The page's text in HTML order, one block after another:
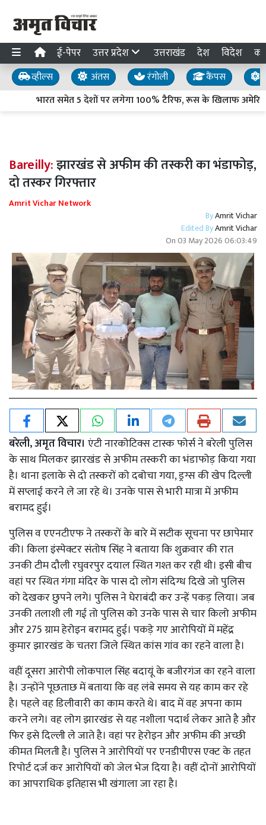
ई-पेपर उत्तर प्रदेश उत्तराखंड देश विदेश
व्हील्स अंतस रंगोली कैंपस
भारत समेत 5 देशों पर लगेगा 100% टैरिफ, रूस के खिलाफ
Bareilly:झारखंड से अफीम की तस्करी का भंडाफोड़,
दो तस्कर गिरफ्तार
Amrit Vichar Network
ByAmrit Vichar
Edited ByAmrit Vichar
On03 May 2026 06:03:49
बरेली, अमृत विचार। एंटी नारकोटिक्स टास्क फोर्स ने बरेली पुलिस
के साथ मिलकर झारखंड से अफीम तस्करी का भंडाफोड़ किया गया
है। थाना इलाके से दो तस्करों को दबोचा गया, ड्रग्स की खेप दिल्ली
में सप्लाई करने ले जा रहे थे। उनके पास से भारी मात्रा में अफीम
बरामद हुई।
पुलिस व एएनटीएफ ने तस्करों के बारे में सटीक सूचना पर छापेमार
की। किला इंस्पेक्टर संतोष सिंह ने बताया कि शुक्रवार की रात
उनकी टीम दौली रघुवरपुर दयाल स्थित गश्त कर रही थी। इसी बीच
वहां पर स्थित गंगा मंदिर के पास दो लोग संदिग्ध दिखे जो पुलिस
को देखकर छुपने लगे। पुलिस ने घेराबंदी कर उन्हें पकड़ लिया। जब
उनकी तलाशी ली गई तो पुलिस को उनके पास से चार किलो अफीम
और 275 ग्राम हेरोइन बरामद हुई। पकड़े गए आरोपियों में महेंद्र
कुमार झारखंड के चतरा जिले स्थित कांस गांव का रहने वाला है।
वहीं दूसरा आरोपी लोकपाल सिंह बदायूं के बजीरगंज का रहने वाला
है। उन्होंने पूछताछ में बताया कि वह लंबे समय से यह काम कर रहे
है। पहले वह डिलीवारी का काम करते थे। बाद में वह अपना काम
करने लगे। वह लोग झारखंड से यह नशीला पदार्थ लेकर आते है और
फिर इसे दिल्ली ले जाते है। वहां पर हेरोइन और अफीम की अच्छी
कीमत मिलती है। पुलिस ने आरोपियों पर एनडीपीएस एक्ट के तहत
रिपोर्ट दर्ज कर आरोपियों को जेल भेज दिया है। वहीं दोनों आरोपियों
का आपराधिक इतिहास भी खंगाला जा रहा है।